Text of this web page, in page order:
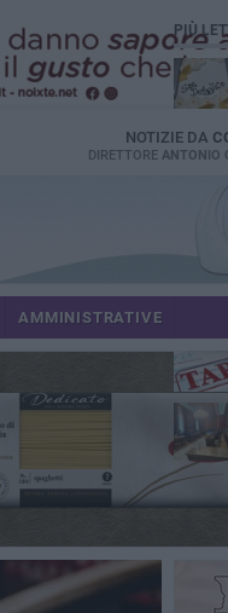
NOTIZIE DA
DIRETTORE ANTONIO
AMMINISTRATIVE
PIÙ
spesa